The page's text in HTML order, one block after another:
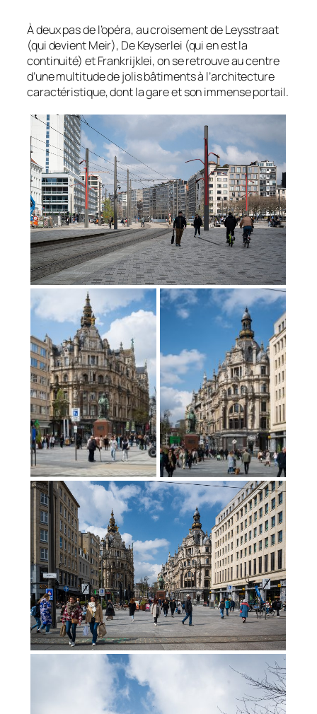
À deux pas de l’opéra, au croisement de Leysstraat
(qui devient Meir), De Keyserlei (qui en est la
continuité) et Frankrijklei, on se retrouve au centre
d’une multitude de jolis bâtiments à l’architecture
caractéristique, dont la gare et son immense portail.